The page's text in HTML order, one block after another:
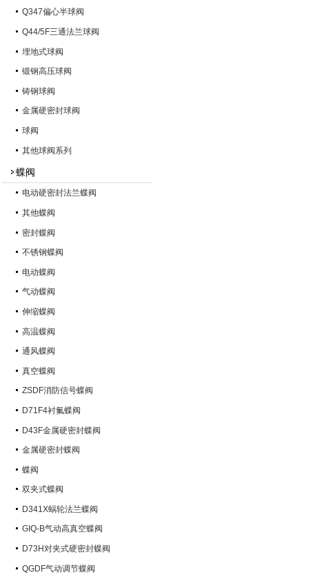
Q347偏心半球阀
Q44/5F三通法兰球阀
埋地式球阀
锻钢高压球阀
铸钢球阀
金属硬密封球阀
球阀
其他球阀系列
蝶阀
电动硬密封法兰蝶阀
其他蝶阀
密封蝶阀
不锈钢蝶阀
电动蝶阀
气动蝶阀
伸缩蝶阀
高温蝶阀
通风蝶阀
真空蝶阀
ZSDF消防信号蝶阀
D71F4衬氟蝶阀
D43F金属硬密封蝶阀
金属硬密封蝶阀
蝶阀
双夹式蝶阀
D341X蜗轮法兰蝶阀
GIQ-B气动高真空蝶阀
D73H对夹式硬密封蝶阀
QGDF气动调节蝶阀